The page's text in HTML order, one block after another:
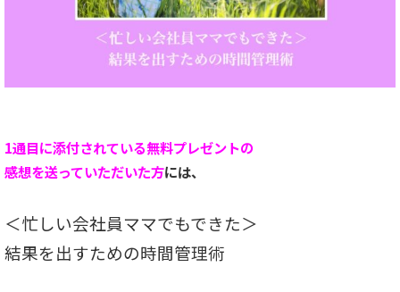
1通目に添付されている無料プレゼントの
感想を送っていただいた方には、
＜忙しい会社員ママでもできた＞
結果を出すための時間管理術